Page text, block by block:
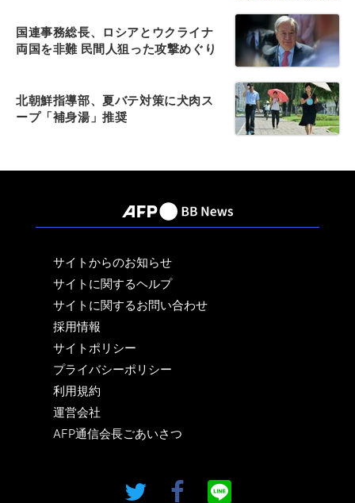
国連事務総長、ロシアとウクライナ
両国を非難 民間人狙った攻撃めぐり
北朝鮮指導部、夏バテ対策に犬肉ス
ープ「補身湯」推奨
サイトからのお知らせ
サイトに関するヘルプ
サイトに関するお問い合わせ
採用情報
サイトポリシー
プライバシーポリシー
利用規約
運営会社
AFP通信会長ごあいさつ